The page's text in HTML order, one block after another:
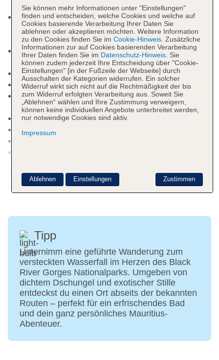
ohne Gebühr
Kinderpool: Outdoor, Wasserrutsche: ohne
Gebühr, Liegen: ohne Gebühr, Sonnenschirme:
ohne Gebühr
Relaxpool: ab 18 Jahre, ohne Gebühr, Indoor, im
Wellnessbereich
Badetücher: ohne Gebühr
Souvenirshop, Friseur
Internet: WLAN/WiFi, im gesamten Hotel
(Anlage): ohne Gebühr
Wäscheservice: gegen Gebühr
Zahlungsarten: TUI Card / VISA, MasterCard
Gebäudeanzahl: 2, Etagen: 2, Zimmer: 390,
Nebengebäude: 1, Etagen Nebengebäude: 3
Weitere Informationen
Tipp
Unternimm eine geführte Wanderung zum
versteckten Wasserfall im Herzen des Black
River Gorges Nationalparks. Umgeben von
dichtem Dschungel und exotischer Stille
entdeckst du einen Ort abseits der bekannten
Routen – perfekt für ein erfrischendes Bad
und dein ganz persönliches Mauritius-
Abenteuer.
Sie können mehr Informationen unter "Einstellungen"
finden und entscheiden, welche Cookies und welche auf
Cookies basierende Verarbeitung Ihrer Daten Sie
ablehnen oder akzeptieren möchten. Weitere Information
zu den Cookies finden Sie im Cookie-Hinweis. Zusätzliche
Informationen zur auf Cookies basierenden Verarbeitung
Ihrer Daten finden Sie im Datenschutz-Hinweis. Sie
können zudem jederzeit Ihre Entscheidung über "Cookie-
Einstellungen" [in der Fußzeile der Webseite] durch
Ausschalten der Kategorien widerrufen. Ein solcher
Widerruf wirkt sich nicht auf die Rechtmäßigkeit der bis
zum Widerruf erfolgten Verarbeitung aus. Soweit Sie
„Ablehnen“ wählen und Ihre Zustimmung verweigern,
können keine individuellen Angebote unterbreitet werden,
nur notwendige Cookies sind aktiv.
Impressum
Zustimmen
Ablehnen Einstellungen